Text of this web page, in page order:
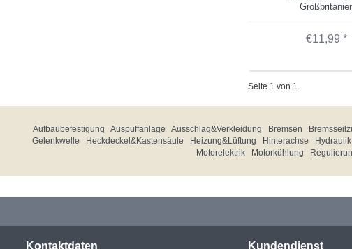
€11,99 *
Seite 1 von 1
Aufbaubefestigung Auspuffanlage Ausschlag&Verkleidung Bremsen
Gelenkwelle
Heckdeckel&Kastensäule Heizung&Lüftung Hinterachse Hydraulik
Motorelektrik
Motorkühlung
Kontaktdaten Kundendienst